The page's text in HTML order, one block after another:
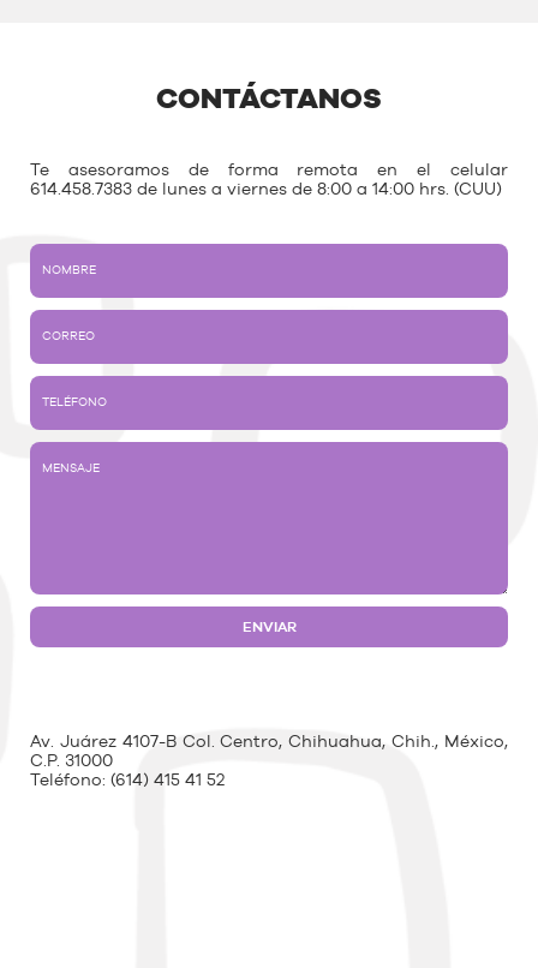
CONTÁCTANOS
Te asesoramos de forma remota en el celular
614.458.7383 de lunes a viernes de 8:00 a 14:00 hrs. (CUU)
Av. Juárez 4107-B Col. Centro, Chihuahua, Chih., México,
C.P. 31000
Teléfono: (614) 415 41 52